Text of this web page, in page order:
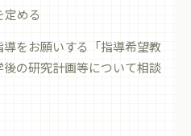
定める
をお願いする「指導希望教
の研究計画等について相談